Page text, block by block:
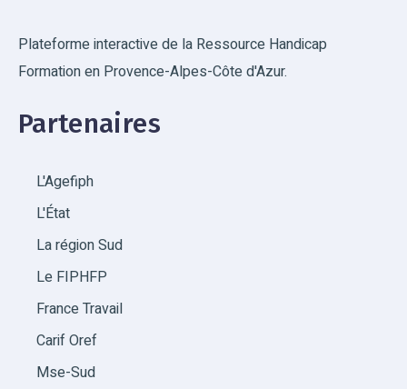
Plateforme interactive de la Ressource Handicap
Formation en Provence-Alpes-Côte d'Azur.
Partenaires
L'Agefiph
L'État
La région Sud
Le FIPHFP
France Travail
Carif Oref
Mse-Sud